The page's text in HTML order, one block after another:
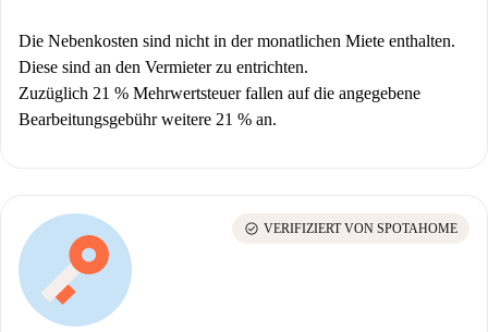
Die Nebenkosten sind nicht in der monatlichen Miete enthalten.
Diese sind an den Vermieter zu entrichten.
Zuzüglich 21 % Mehrwertsteuer fallen auf die angegebene
Bearbeitungsgebühr weitere 21 % an.
check_circle VERIFIZIERT VON SPOTAHOME